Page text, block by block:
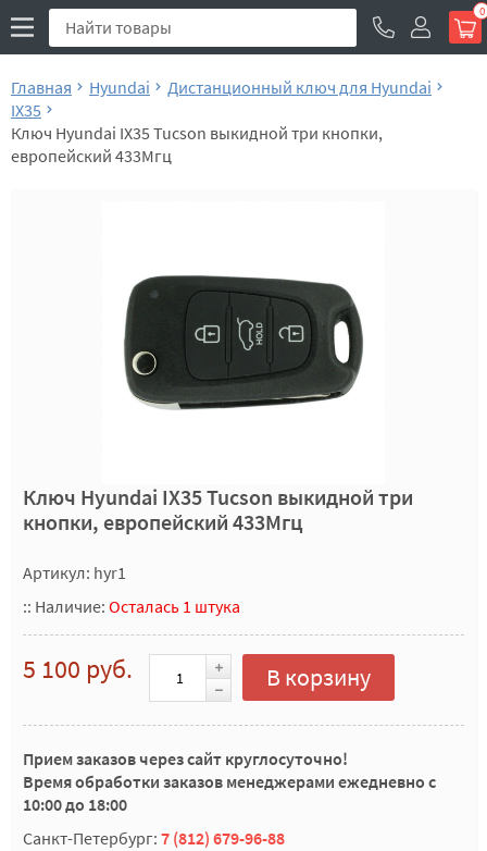
0
Главная Hyundai
Дистанционный ключ для Hyundai
IX35
Ключ Hyundai IX35 Tucson выкидной три кнопки,
европейский 433Мгц
Ключ Hyundai IX35 Tucson выкидной три
кнопки, европейский 433Мгц
Артикул: hyr1
:: Наличие: Осталась 1 штука
5 100 руб. В корзину
Прием заказов через сайт круглосуточно!
Время обработки заказов менеджерами ежедневно с
10:00 до 18:00
Санкт-Петербург: 7 (812) 679-96-88